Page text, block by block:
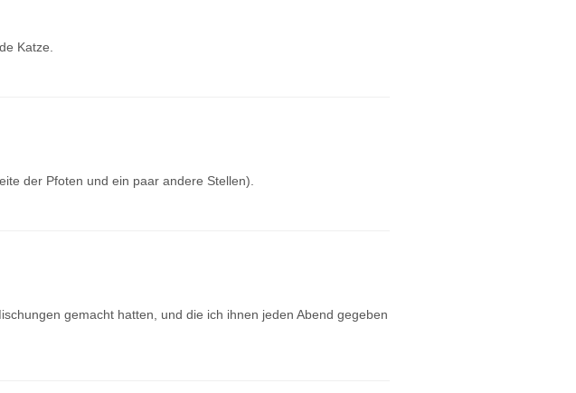
Katze.
der Pfoten und ein paar andere Stellen).
gemacht hatten, und die ich ihnen jeden Abend gegeben